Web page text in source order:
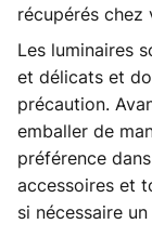
récupérés chez
Les luminaires
et délicats et
précaution.
emballer de
préférence
accessoires et
si nécessaire